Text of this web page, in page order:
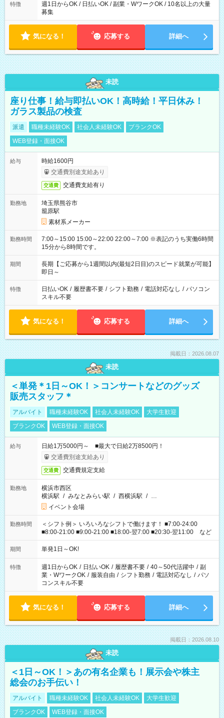
特徴
週1日からOK / 日払いOK / 副業・WワークOK / 10名以上の大量
募集
気になる！ 応募する 詳細へ
未読
座り仕事！給与即払いOK！高時給！平日休み！
ガラス製品の検査
派遣 職種未経験OK 社会人未経験OK
ブランクOK
WEB登録・面接OK
給与
時給1600円
交通費別途支給あり
交通費 交通費支給有り
勤務地
埼玉県熊谷市
籠原駅
素材系メーカー
勤務時間
7:00～15:00 15:00～22:00 22:00～7:00 ※表記のうち実働6時間
15分から8時間です。
期間
長期【ご応募から1週間以内(最短2日目)のスピード就業が可能】
即日～
特徴 日払いOK / 履歴書不要 / シフト勤務 / 電話対応なし / パソコン
スキル不要
気になる！ 応募する 詳細へ
掲載日：2026.08.07
未読
＜単発＊1日～OK！＞コンサートなどのグッズ
販売スタッフ＊
アルバイト 職種未経験OK 社会人未経験OK
大学生歓迎
ブランクOK
WEB登録・面接OK
給与
日給1万5000円～ ■最大で日給2万8500円！
交通費別途支給あり
交通費 交通費規定支給
勤務地
横浜市西区
横浜駅 / みなとみらい駅 / 西横浜駅 / …
イベント会場
勤務時間
＜シフト例＞ いろいろなシフトで働けます！ ■7:00-24:00
■8:00-21:00 ■9:00-21:00 ■18:00-翌7:00 ■20:30-翌11:00 など
期間 単発1日～OK!
特徴 週1日からOK / 日払いOK / 履歴書不要 / 40～50代活躍中 / 副
業・WワークOK / 服装自由 / シフト勤務 / 電話対応なし / パソ
コンスキル不要
気になる！ 応募する 詳細へ
掲載日：2026.08.10
未読
＜1日～OK！＞あの有名企業も！展示会や株主
総会のお手伝い！
アルバイト 職種未経験OK 社会人未経験OK
大学生歓迎
ブランクOK
WEB登録・面接OK